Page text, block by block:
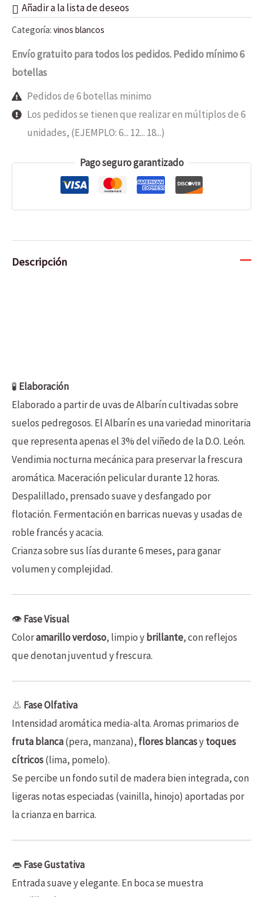
Añadir a la lista de deseos
Categoría: vinos blancos
Envío gratuito para todos los pedidos. Pedido mínimo 6
botellas
Pedidos de 6 botellas minimo
Los pedidos se tienen que realizar en múltiplos de 6
unidades, (EJEMPLO: 6... 12... 18...)
Pago seguro garantizado
Descripción
🧪 Elaboración
Elaborado a partir de uvas de Albarín cultivadas sobre
suelos pedregosos. El Albarín es una variedad minoritaria
que representa apenas el 3% del viñedo de la D.O. León.
Vendimia nocturna mecánica para preservar la frescura
aromática. Maceración pelicular durante 12 horas.
Despalillado, prensado suave y desfangado por
flotación. Fermentación en barricas nuevas y usadas de
roble francés y acacia.
Crianza sobre sus lías durante 6 meses, para ganar
volumen y complejidad.
👁️Fase Visual
Coloramarillo verdoso, limpio ybrillante, con reflejos
que denotan juventud y frescura.
👃 Fase Olfativa
Intensidad aromática media-alta. Aromas primarios de
fruta blanca(pera, manzana), flores blancasytoques
cítricos(lima, pomelo).
Se percibe un fondo sutil de madera bien integrada, con
ligeras notas especiadas (vainilla, hinojo) aportadas por
la crianza en barrica.
👄Fase Gustativa
Entrada suave y elegante. En boca se muestra